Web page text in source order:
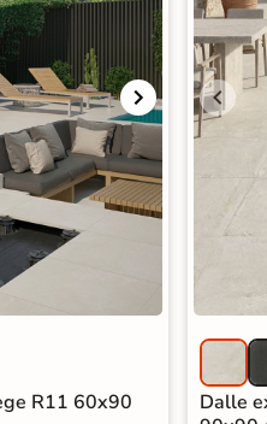
R11 60x90
Dalle